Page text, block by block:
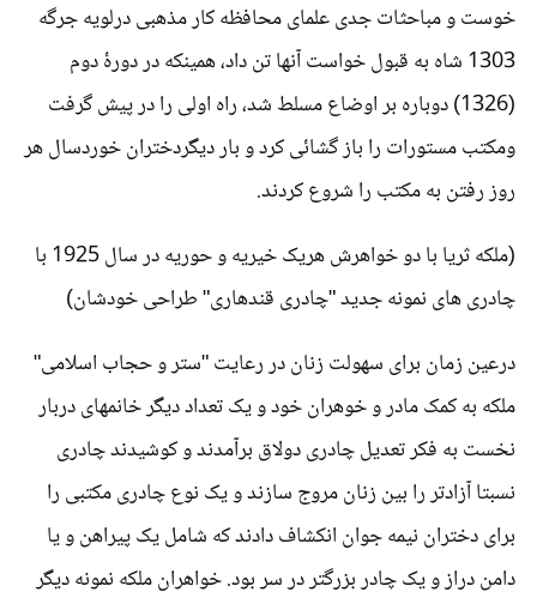
خوست و مباحثات جدی علمای محافظه کار مذهبی درلویه جرگه
1303 شاه به قبول خواست آنها تن داد، همینکه در دورۀ دوم
(1326) دوباره بر اوضاع مسلط شد، راه اولی را در پیش گرفت
ومکتب مستورات را باز گشائی کرد و بار دیگردختران خوردسال هر
روز رفتن به مکتب را شروع کردند.
(ملکه ثریا با دو خواهرش هریک خیریه و حوریه در سال 1925 با
چادری های نمونه جدید "چادری قندهاری" طراحی خودشان)
درعین زمان برای سهولت زنان در رعایت "ستر و حجاب اسلامی"
ملکه به کمک مادر و خوهران خود و یک تعداد دیگر خانمهای دربار
نخست به فکر تعدیل چادری دولاق برآمدند و کوشیدند چادری
نسبتا آزادتر را بین زنان مروج سازند و یک نوع چادری مکتبی را
برای دختران نیمه جوان انکشاف دادند که شامل یک پیراهن و یا
دامن دراز و یک چادر بزرگتر در سر بود. خواهران ملکه نمونه دیگر